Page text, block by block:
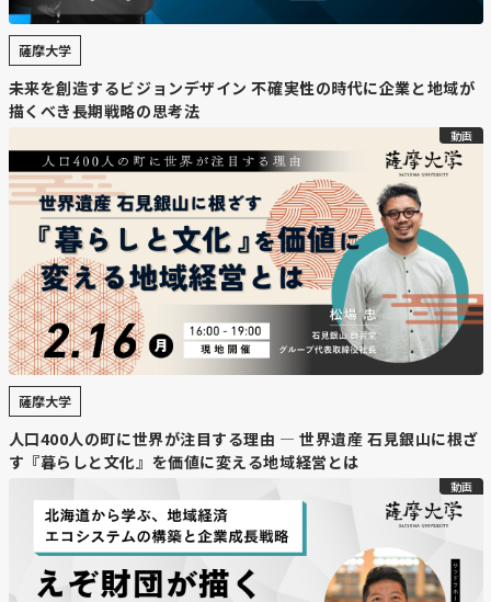
薩摩大学
未来を創造するビジョンデザイン 不確実性の時代に企業と地域が
描くべき長期戦略の思考法
動画
薩摩大学
人口400人の町に世界が注目する理由 — 世界遺産 石見銀山に根ざ
す『暮らしと文化』を価値に変える地域経営とは
動画